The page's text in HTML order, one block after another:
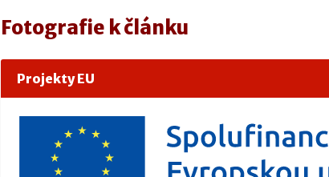
Fotografie k článku
Projekty EU